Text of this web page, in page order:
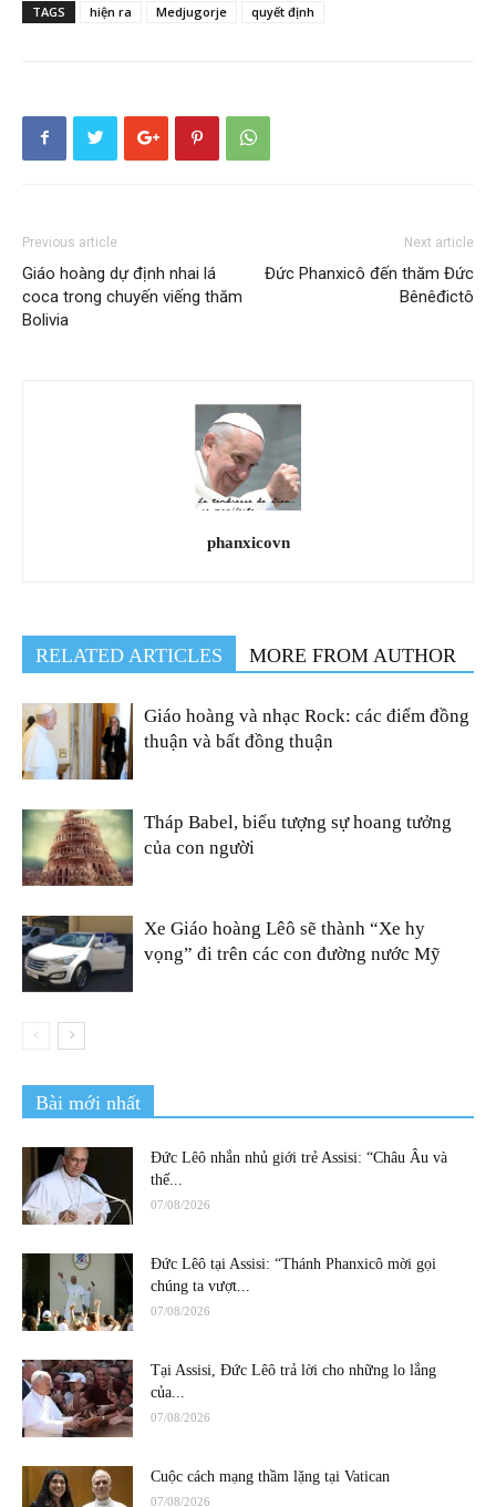
TAGS hiện ra Medjugorje quyết định
Previous article
Giáo hoàng dự định nhai lá
coca trong chuyến viếng thăm
Bolivia
Next article
Đức Phanxicô đến thăm Đức
Bênêđictô
phanxicovn
RELATED ARTICLES MORE FROM AUTHOR
Giáo hoàng và nhạc Rock: các điểm đồng
thuận và bất đồng thuận
Tháp Babel, biểu tượng sự hoang tưởng
của con người
Xe Giáo hoàng Lêô sẽ thành “Xe hy
vọng” đi trên các con đường nước Mỹ
Bài mới nhất
Đức Lêô nhắn nhủ giới trẻ Assisi: “Châu Âu và
thế...
07/08/2026
Đức Lêô tại Assisi: “Thánh Phanxicô mời gọi
chúng ta vượt...
07/08/2026
Tại Assisi, Đức Lêô trả lời cho những lo lắng
của...
07/08/2026
Cuộc cách mạng thầm lặng tại Vatican
07/08/2026